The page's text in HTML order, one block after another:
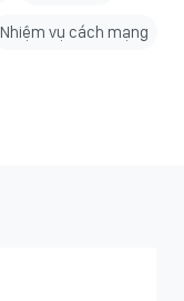
Nhiệm vụ cách mạng